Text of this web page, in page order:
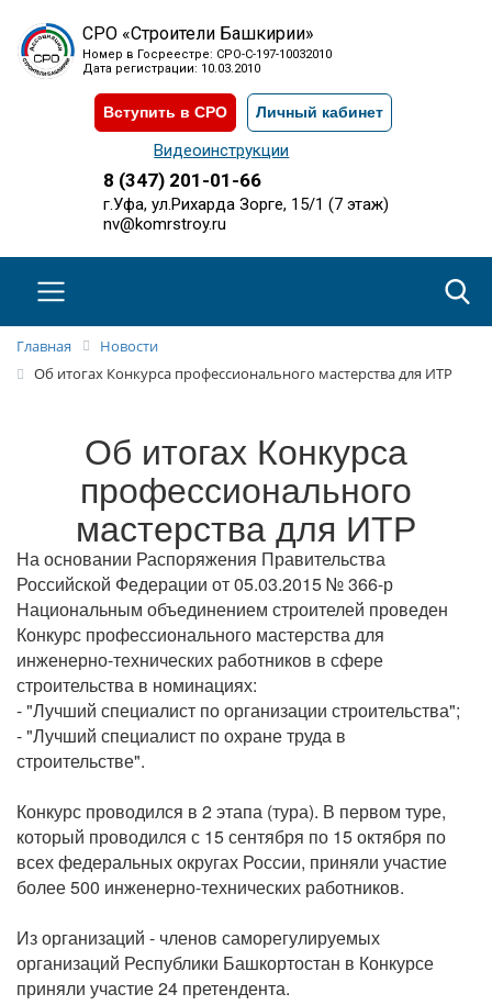
СРО «Строители Башкирии»
Номер в Госреестре: СРО-С-197-10032010
Дата регистрации: 10.03.2010
Вступить в СРО Личный кабинет
Видеоинструкции
8 (347) 201-01-66
г.Уфа, ул.Рихарда Зорге, 15/1 (7 этаж)
nv@komrstroy.ru
Главная
Новости
Об итогах Конкурса профессионального мастерства для ИТР
Об итогах Конкурса
профессионального
мастерства для ИТР
На основании Распоряжения Правительства
Российской Федерации от 05.03.2015 № 366-р
Национальным объединением строителей проведен
Конкурс профессионального мастерства для
инженерно-технических работников в сфере
строительства в номинациях:
- "Лучший специалист по организации строительства";
- "Лучший специалист по охране труда в
строительстве".
Конкурс проводился в 2 этапа (тура). В первом туре,
который проводился с 15 сентября по 15 октября по
всех федеральных округах России, приняли участие
более 500 инженерно-технических работников.
Из организаций - членов саморегулируемых
организаций Республики Башкортостан в Конкурсе
приняли участие 24 претендента.